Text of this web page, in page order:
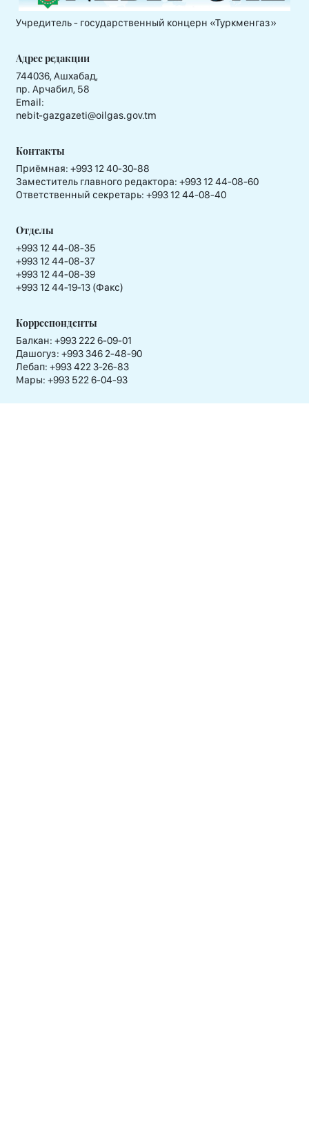
Учредитель - государственный концерн «Туркменгаз»
Адрес редакции
744036, Ашхабад,
пр. Арчабил, 58
Email:
nebit-gazgazeti@oilgas.gov.tm
Контакты
Приёмная: +993 12 40-30-88
Заместитель главного редактора: +993 12 44-08-60
Ответственный секретарь: +993 12 44-08-40
Отделы
+993 12 44-08-35
+993 12 44-08-37
+993 12 44-08-39
+993 12 44-19-13 (Факс)
Корреспонденты
Балкан: +993 222 6-09-01
Дашогуз: +993 346 2-48-90
Лебап: +993 422 3-26-83
Мары: +993 522 6-04-93